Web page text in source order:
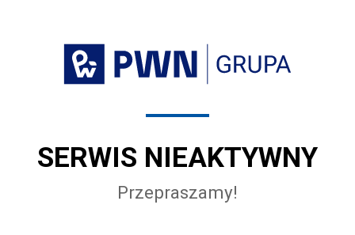
SERWIS NIEAKTYWNY
Przepraszamy!